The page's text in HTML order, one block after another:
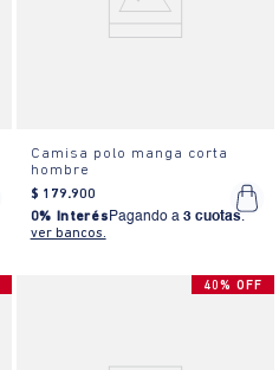
Camisa polo manga corta
hombre
$ 179.900
0% Interés Pagando a 3 cuotas.
ver bancos.
40% OFF